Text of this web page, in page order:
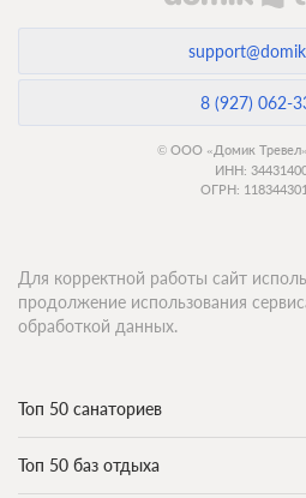
8 (927) 062-
© ООО «Домик
ИНН:
ОГРН:
Топ 50 санаториев
Топ 50 баз отдыха
Для корректной работы сайт
продолжение использования
обработкой данных.